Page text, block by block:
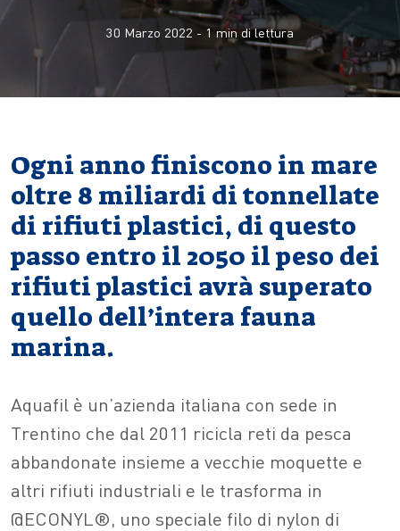
30 Marzo 2022 - 1 min di lettura
Ogni anno finiscono in mare
oltre 8 miliardi di tonnellate
di rifiuti plastici, di questo
passo entro il 2050 il peso dei
rifiuti plastici avrà superato
quello dell’intera fauna
marina.
Aquafil è un’azienda italiana con sede in
Trentino che dal 2011 ricicla reti da pesca
abbandonate insieme a vecchie moquette e
altri rifiuti industriali e le trasforma in
@ECONYL®, uno speciale filo di nylon di